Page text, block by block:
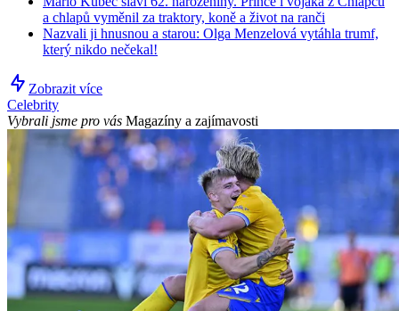
a chlapů vyměnil za traktory, koně a život na ranči
Nazvali ji hnusnou a starou: Olga Menzelová vytáhla trumf,
který nikdo nečekal!
Zobrazit více
Celebrity
Vybrali jsme pro vás Magazíny a zajímavosti